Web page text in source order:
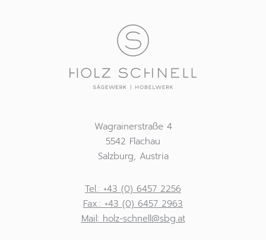
Wagrainerstraße 4
5542 Flachau
Salzburg, Austria
Tel.: +43 (0) 6457 2256
Fax.: +43 (0) 6457 2963
ta.gbs@llenhcs-zloh :liaM